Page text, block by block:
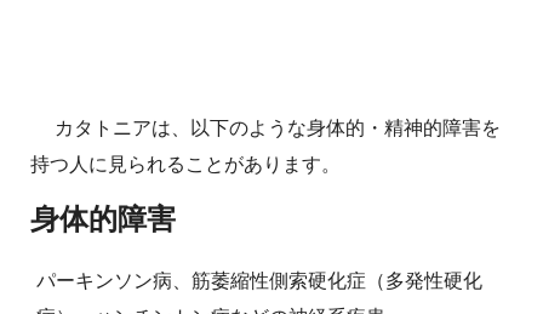
カタトニアは、以下のような身体的・精神的障害を
持つ人に見られることがあります。
身体的障害
パーキンソン病、筋萎縮性側索硬化症（多発性硬化